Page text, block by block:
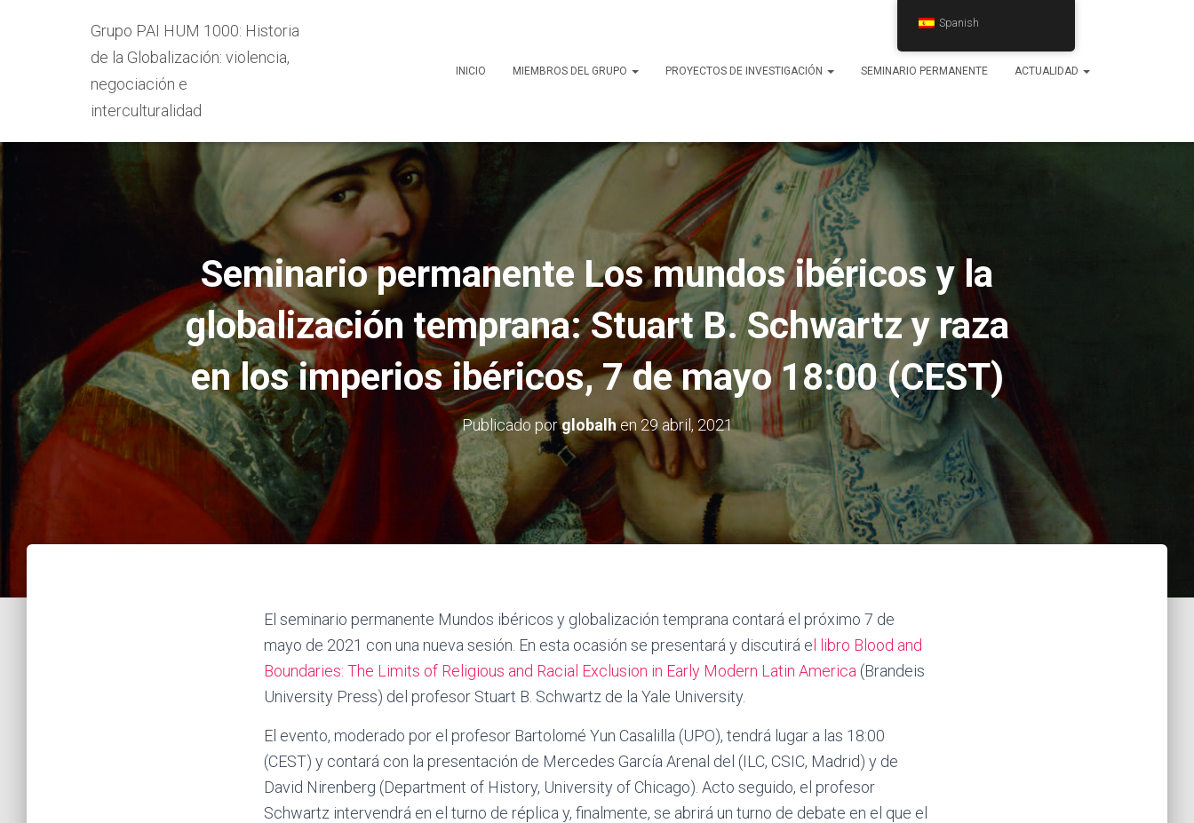
Grupo PAI HUM 1000: Historia
de la Globalización: violencia,
negociación e
interculturalidad
INICIO MIEMBROS DEL GRUPO PROYECTOS DE INVESTIGACIÓN SEMINARIO PERMANENTE ACTUALIDAD
Seminario permanente Los mundos ibéricos y la
globalización temprana: Stuart B. Schwartz y raza
en los imperios ibéricos, 7 de mayo 18:00 (CEST)
Publicado porglobalhen 29 abril, 2021
El seminario permanente Mundos ibéricos y globalización temprana contará el próximo 7 de
mayo de 2021 con una nueva sesión. En esta ocasión se presentará y discutirá e l libro Blood and
Boundaries: The Limits of Religious and Racial Exclusion in Early Modern Latin America (Brandeis
University Press) del profesor Stuart B. Schwartz de la Yale University.
El evento, moderado por el profesor Bartolomé Yun Casalilla (UPO), tendrá lugar a las 18:00
(CEST) y contará con la presentación de Mercedes García Arenal del (ILC, CSIC, Madrid) y de
David Nirenberg (Department of History, University of Chicago). Acto seguido, el profesor
Schwartz intervendrá en el turno de réplica y, finalmente, se abrirá un turno de debate en el que el
Spanish